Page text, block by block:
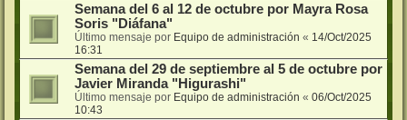
Semana del 6 al 12 de octubre por Mayra Rosa
Soris "Diáfana"
Último mensaje por Equipo de administración « 14/Oct/2025
16:31
Semana del 29 de septiembre al 5 de octubre por
Javier Miranda "Higurashi"
Último mensaje por Equipo de administración « 06/Oct/2025
10:43